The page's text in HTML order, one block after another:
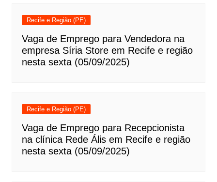
Recife e Região (PE)
Vaga de Emprego para Vendedora na
empresa Síria Store em Recife e região
nesta sexta (05/09/2025)
Recife e Região (PE)
Vaga de Emprego para Recepcionista
na clínica Rede Ális em Recife e região
nesta sexta (05/09/2025)